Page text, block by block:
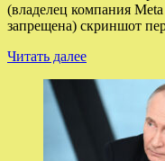
(владелец компания
запрещена) скриншот
Читать далееПрочитать
Рэпер
Канье
Уэст
рассказал